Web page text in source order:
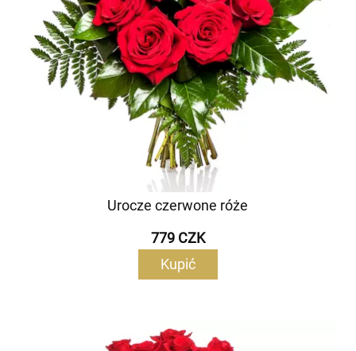
Urocze czerwone róże
779 CZK
Kupić